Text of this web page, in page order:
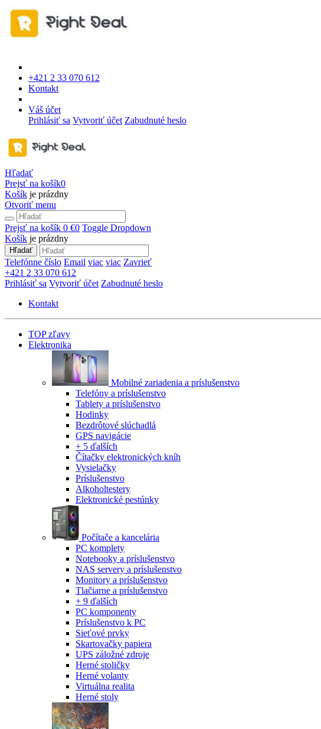
+421 2 33 070 612
Kontakt
Váš účet
Prihlásiť sa Vytvoriť účet Zabudnuté heslo
Hľadať
Prejsť na košík0
Košík je prázdny
Otvoriť menu
Prejsť na košík 0 €0 Toggle Dropdown
Košík je prázdny
Hľadať
Telefónne číslo Email viac viac Zavrieť
+421 2 33 070 612
Prihlásiť sa Vytvoriť účet Zabudnuté heslo
Kontakt
TOP zľavy
Elektronika
Mobilné zariadenia a príslušenstvo
Telefóny a príslušenstvo
Tablety a príslušenstvo
Hodinky
Bezdrôtové slúchadlá
GPS navigácie
+ 5 ďalších
Čítačky elektronických kníh
Vysielačky
Príslušenstvo
Alkoholtestery
Elektronické pestúnky
Počítače a kancelária
PC komplety
Notebooky a príslušenstvo
NAS servery a príslušenstvo
Monitory a príslušenstvo
Tlačiarne a príslušenstvo
+ 9 ďalších
PC komponenty
Príslušenstvo k PC
Sieťové prvky
Skartovačky papiera
UPS záložné zdroje
Herné stoličky
Herné volanty
Virtuálna realita
Herné stoly